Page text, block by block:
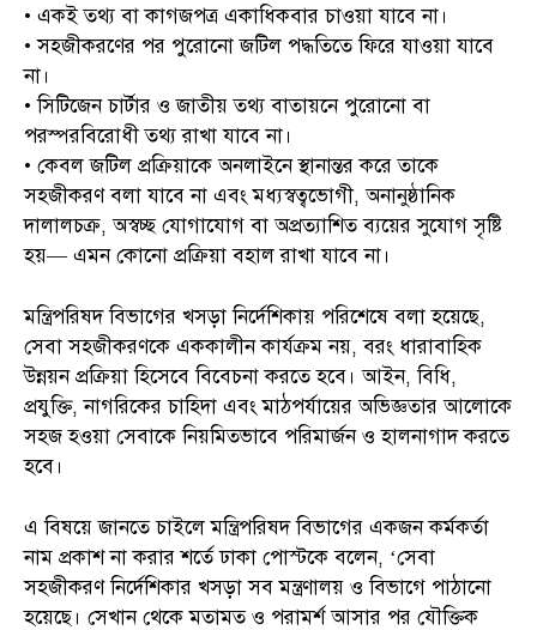
• একই তথ্য বা কাগজপত্র একাধিকবার চাওয়া যাবে না।
• সহজীকরণের পর পুরোনো জটিল পদ্ধতিতে ফিরে যাওয়া যাবে
না।
• সিটিজেন চার্টার ও জাতীয় তথ্য বাতায়নে পুরোনো বা
পরস্পরবিরোধী তথ্য রাখা যাবে না।
• কেবল জটিল প্রক্রিয়াকে অনলাইনে স্থানান্তর করে তাকে
সহজীকরণ বলা যাবে না এবং মধ্যস্বত্বভোগী, অনানুষ্ঠানিক
দালালচক্র, অস্বচ্ছ যোগাযোগ বা অপ্রত্যাশিত ব্যয়ের সুযোগ সৃষ্টি
হয়— এমন কোনো প্রক্রিয়া বহাল রাখা যাবে না।
মন্ত্রিপরিষদ বিভাগের খসড়া নির্দেশিকায় পরিশেষে বলা হয়েছে,
সেবা সহজীকরণকে এককালীন কার্যক্রম নয়, বরং ধারাবাহিক
উন্নয়ন প্রক্রিয়া হিসেবে বিবেচনা করতে হবে। আইন, বিধি,
প্রযুক্তি, নাগরিকের চাহিদা এবং মাঠপর্যায়ের অভিজ্ঞতার আলোকে
সহজ হওয়া সেবাকে নিয়মিতভাবে পরিমার্জন ও হালনাগাদ করতে
হবে।
এ বিষয়ে জানতে চাইলে মন্ত্রিপরিষদ বিভাগের একজন কর্মকর্তা
নাম প্রকাশ না করার শর্তে ঢাকা পোস্টকে বলেন, ‘সেবা
সহজীকরণ নির্দেশিকার খসড়া সব মন্ত্রণালয় ও বিভাগে পাঠানো
হয়েছে। সেখান থেকে মতামত ও পরামর্শ আসার পর যৌক্তিক